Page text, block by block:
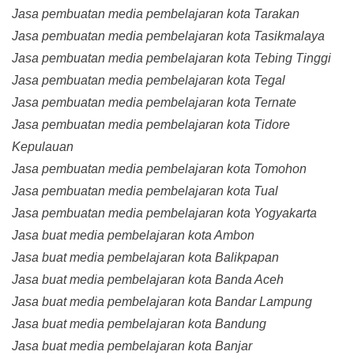
Jasa pembuatan media pembelajaran kota Tarakan
Jasa pembuatan media pembelajaran kota Tasikmalaya
Jasa pembuatan media pembelajaran kota Tebing Tinggi
Jasa pembuatan media pembelajaran kota Tegal
Jasa pembuatan media pembelajaran kota Ternate
Jasa pembuatan media pembelajaran kota Tidore
Kepulauan
Jasa pembuatan media pembelajaran kota Tomohon
Jasa pembuatan media pembelajaran kota Tual
Jasa pembuatan media pembelajaran kota Yogyakarta
Jasa buat media pembelajaran kota Ambon
Jasa buat media pembelajaran kota Balikpapan
Jasa buat media pembelajaran kota Banda Aceh
Jasa buat media pembelajaran kota Bandar Lampung
Jasa buat media pembelajaran kota Bandung
Jasa buat media pembelajaran kota Banjar